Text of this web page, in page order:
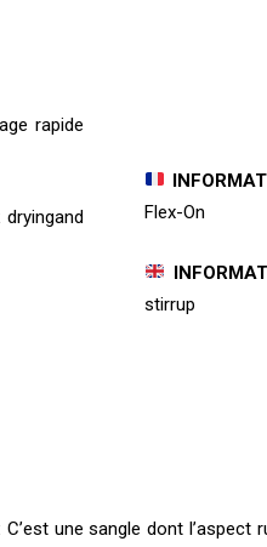
rapide
Flex-On
stirrup
une sangle dont